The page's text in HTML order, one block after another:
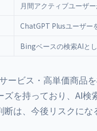
月間アクティブユーザ
ChatGPT Plusユーザー
Bingベースの検索AIと
ービス・高単価商品
を持っており、AI
は、今後リスクにな